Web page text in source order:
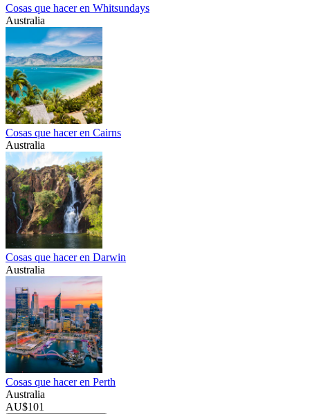
Cosas que hacer en Whitsundays
Australia
Cosas que hacer en Cairns
Australia
Cosas que hacer en Darwin
Australia
Cosas que hacer en Perth
Australia
AU$101